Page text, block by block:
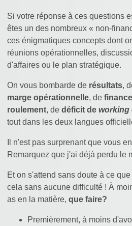
Si votre réponse à ces questions
êtes un des nombreux « non-
ces énigmatiques concepts dont
réunions opérationnelles,
d'affaires ou le plan stratégique.
On vous bombarde de résultats,
marge opérationnelle, de
roulement, de déficit de working
tout dans les deux langues
Il n'est pas surprenant que vous
Remarquez que j'ai déjà perdu le
Et on s'attend sans doute à ce
cela sans aucune difficulté ! À
as en la matière, que faire?
Premièrement, à moins